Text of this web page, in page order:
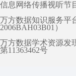
信息网络传播视听节
万方数据知识服务平
2006BAH03B01）
万方数据学术资源发
第11363462号